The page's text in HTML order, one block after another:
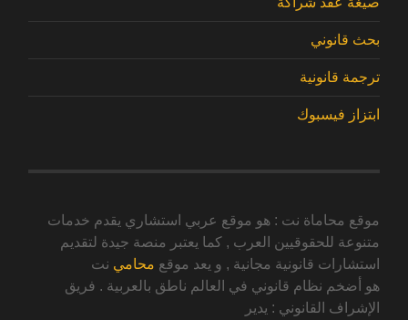
بحث قانوني
ترجمة قانونية
ابتزاز فيسبوك
موقع محاماة نت : هو موقع عربي استشاري يقدم خدمات
متنوعة للحقوقيين العرب , كما يعتبر منصة جيدة لتقديم
استشارات قانونية مجانية , و يعد موقع محامي نت
هو أضخم نظام قانوني في العالم ناطق بالعربية . فريق
الإشراف القانوني : يدير